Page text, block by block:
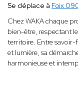
Se déplace à Foix
Chez WAKA chaque
bien-être, respectant
territoire. Entre savoir-
et lumière, sa
harmonieuse et